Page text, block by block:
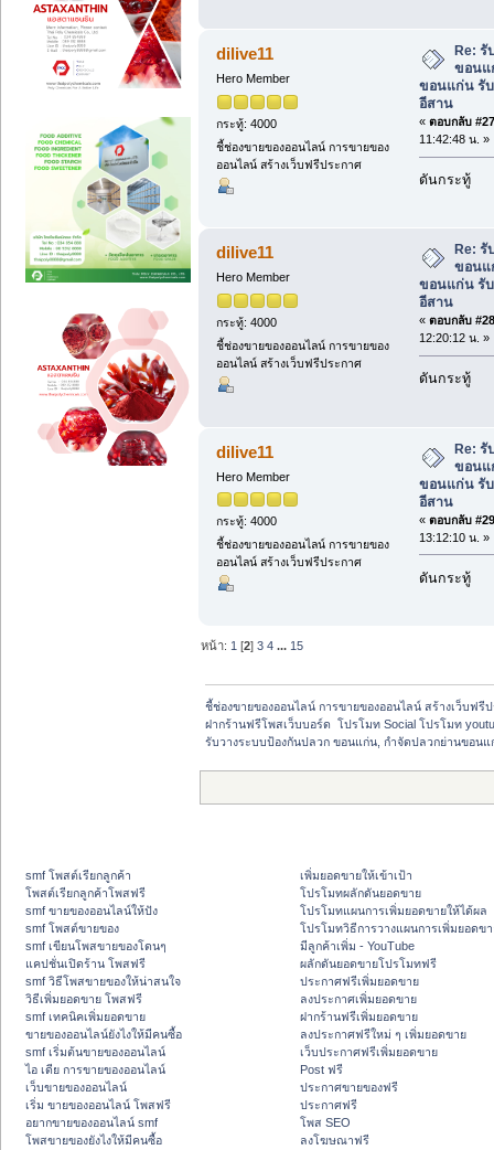
dilive11
Hero Member
กระทู้: 4000
ชี้ช่องขายของออนไลน์ การขายของ
ออนไลน์ สร้างเว็บฟรีประกาศ
Re: รั
ขอนแ
ขอนแก่น รั
อีสาน
« ตอบกลับ
11:42:48 น. »
ดันกระทู้
dilive11
Hero Member
กระทู้: 4000
ชี้ช่องขายของออนไลน์ การขายของ
ออนไลน์ สร้างเว็บฟรีประกาศ
Re: รั
ขอนแ
ขอนแก่น รั
อีสาน
« ตอบกลับ
12:20:12 น. »
ดันกระทู้
dilive11
Hero Member
กระทู้: 4000
ชี้ช่องขายของออนไลน์ การขายของ
ออนไลน์ สร้างเว็บฟรีประกาศ
Re: รั
ขอนแ
ขอนแก่น รั
อีสาน
« ตอบกลับ
13:12:10 น. »
ดันกระทู้
หน้า: 1 [2]3 4 ... 15
ชี้ช่องขายของออนไลน์ การขายของออนไลน์ สร้างเว็บฟรี
ฝากร้านฟรีโพสเว็บบอร์ด  โปรโมท Social โปรโมท
รับวางระบบป้องกันปลวก ขอนแก่น, กำจัดปลวกย่านขอน
smf โพสต์เรียกลูกค้า
โพสต์เรียกลูกค้าโพสฟรี
smf ขายของออนไลน์ให้ปัง
smf โพสต์ขายของ
smf เขียนโพสขายของโดนๆ
แคปชั่นเปิดร้าน โพสฟรี
smf วิธีโพสขายของให้น่าสนใจ
วิธีเพิ่มยอดขาย โพสฟรี
smf เทคนิคเพิ่มยอดขาย
ขายของออนไลน์ยังไงให้มีคนซื้อ
smf เริ่มต้นขายของออนไลน์
ไอ เดีย การขายของออนไลน์
เว็บขายของออนไลน์
เริ่ม ขายของออนไลน์ โพสฟรี
อยากขายของออนไลน์ smf
โพสขายของยังไงให้มีคนซื้อ
เพิ่มยอดขายให้เข้าเป้า
โปรโมทผลักดันยอดขาย
โปรโมทแผนการเพิ่มยอดขายให้ได้ผล
โปรโมทวิธีการวางแผนการเพิ่มยอดข
มีลูกค้าเพิ่ม - YouTube
ผลักดันยอดขายโปรโมทฟรี
ประกาศฟรีเพิ่มยอดขาย
ลงประกาศเพิ่มยอดขาย
ฝากร้านฟรีเพิ่มยอดขาย
ลงประกาศฟรีใหม่ ๆ เพิ่มยอดขาย
เว็บประกาศฟรีเพิ่มยอดขาย
Post ฟรี
ประกาศขายของฟรี
ประกาศฟรี
โพส SEO
ลงโฆษณาฟรี